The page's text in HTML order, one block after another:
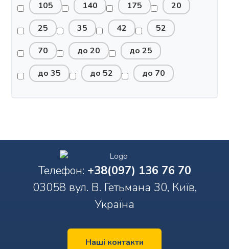
105 140 175
20
25
35 42
52
70
до 20
до 25
до 35
до 52 до 70
Телефон: +38(097) 136 76 70
03058 вул. В. Гетьмана 30, Київ,
Україна
Наші контакти